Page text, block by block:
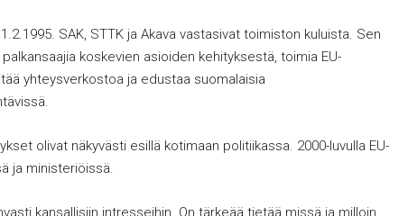
SAK, STTK ja Akava vastasivat toimiston kuluista. Sen
koskevien asioiden kehityksestä, toimia EU-
yhteysverkostoa ja edustaa suomalaisia
olivat näkyvästi esillä kotimaan politiikassa. 2000-luvulla EU-
ja ministeriöissä.
kansallisiin intresseihin. On tärkeää tietää missä ja milloin